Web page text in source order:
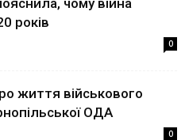
чому війна
років
0
життя військового
ОДА
0